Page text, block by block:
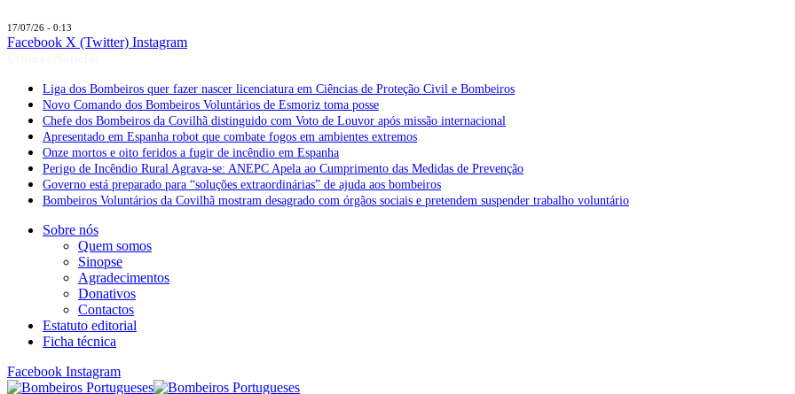
17/07/26 - 0:13
Facebook X (Twitter) Instagram
Liga dos Bombeiros quer fazer nascer licenciatura em Ciências de Proteção Civil e Bombeiros
Novo Comando dos Bombeiros Voluntários de Esmoriz toma posse
Chefe dos Bombeiros da Covilhã distinguido com Voto de Louvor após missão internacional
Apresentado em Espanha robot que combate fogos em ambientes extremos
Onze mortos e oito feridos a fugir de incêndio em Espanha
Perigo de Incêndio Rural Agrava-se: ANEPC Apela ao Cumprimento das Medidas de Prevenção
Governo está preparado para “soluções extraordinárias” de ajuda aos bombeiros
Bombeiros Voluntários da Covilhã mostram desagrado com órgãos sociais e pretendem suspender trabalho voluntário
Sobre nós
Quem somos
Sinopse
Agradecimentos
Donativos
Contactos
Estatuto editorial
Ficha técnica
Facebook Instagram